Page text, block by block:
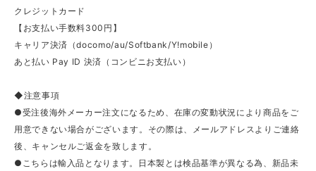
クレジットカード
【お支払い手数料300円】
キャリア決済（docomo/au/Softbank/Y!mobile）
あと払い Pay ID 決済（コンビニお支払い）
◆注意事項
●受注後海外メーカー注文になるため、在庫の変動状況により商品をご
用意できない場合がございます。その際は、メールアドレスよりご連絡
後、キャンセルご返金を致します。
●こちらは輸入品となります。日本製とは検品基準が異なる為、新品未